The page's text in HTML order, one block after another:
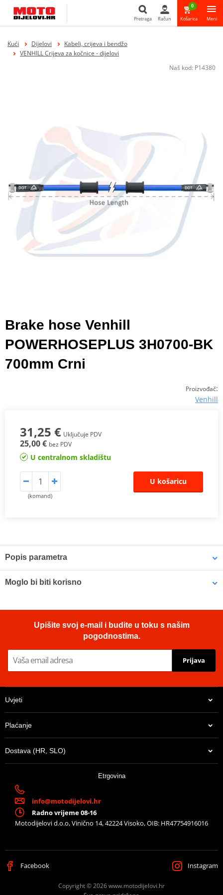
Pretraga Račun
0
Košarica Meni
Kući Dijelovi
Kabeli, crijeva i bendžo
VENHILL Crijeva za kočnice - dijelovi
Naš kod: P14380
Brake hose Venhill
POWERHOSEPLUS 3H0700-BK
700mm Crni
Proizvođač:
Venhill
31,25 € Uključuje PDV
25,00 € bez PDV
U centralnom skladištu
(komand)
U košaricu
Popis parametra
Moglo bi biti korisno
Na zalihi u centralnom skladištu. Dostava 8-10 dana.
Upišite svoj e-mail i budite u toku s našim
pogodnostima.
Prijava
Uvjeti
Plaćanje
Dostava (HR, SLO)
Etrgovina
info@motodijelovi.hr
Radno vrijeme 08-16
Motodijelovi d.o.o, Vinično 14, 42224 Visoko, OIB: HR47754916016
Facebook Instagram
Copyright © 2026 www.motodijelovi.hr